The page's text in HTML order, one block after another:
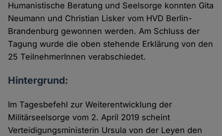
Humanistische Beratung und Seelsorge konnten Gita
Neumann und Christian Lisker vom HVD Berlin-
Brandenburg gewonnen werden. Am Schluss der
Tagung wurde die oben stehende Erklärung von den
25 TeilnehmerInnen verabschiedet.
Hintergrund:
Im Tagesbefehl zur Weiterentwicklung der
Militärseelsorge vom 2. April 2019 scheint
Verteidigungsministerin Ursula von der Leyen den